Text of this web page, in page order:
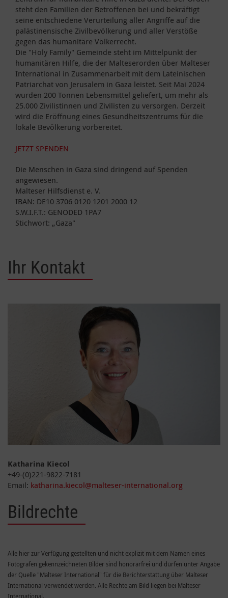
steht den Familien der Betroffenen bei und bekräftigt
seine entschiedene Verurteilung aller Angriffe auf die
palästinensische Zivilbevölkerung und aller Verstöße
gegen das humanitäre Völkerrecht.
Die "Holy Family" Gemeinde steht im Mittelpunkt der
humanitären Hilfe, die der Malteserorden über Malteser
International in Zusammenarbeit mit dem Lateinischen
Patriarchat von Jerusalem in Gaza leistet. Seit Mai 2024
wurden 200 Tonnen Lebensmittel geliefert, um mehr als
25.000 Zivilistinnen und Zivilisten zu versorgen. Derzeit
wird die Eröffnung eines Gesundheitszentrums für die
lokale Bevölkerung vorbereitet.
JETZT SPENDEN
Die Menschen in Gaza sind dringend auf Spenden
angewiesen.
Malteser Hilfsdienst e. V.
IBAN: DE10 3706 0120 1201 2000 12
S.W.I.F.T.: GENODED 1PA7
Stichwort: „Gaza"
Ihr Kontakt
Katharina Kiecol
+49-(0)221-9822-7181
Email: katharina.kiecol@malteser-international.org
Bildrechte
Alle hier zur Verfügung gestellten und nicht explizit mit dem Namen eines
Fotografen gekennzeichneten Bilder sind honorarfrei und dürfen unter Angabe
der Quelle "Malteser International" für die Berichterstattung über Malteser
International verwendet werden. Alle Rechte am Bild liegen bei Malteser
International.